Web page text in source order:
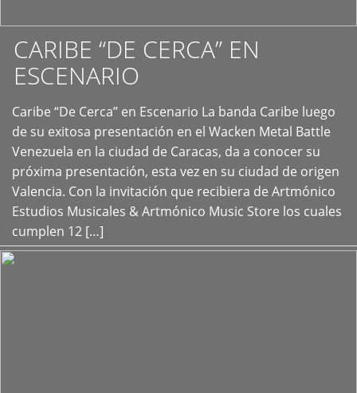
CARIBE “DE CERCA” EN
ESCENARIO
Caribe “De Cerca” en Escenario La banda Caribe luego
de su exitosa presentación en el Wacken Metal Battle
Venezuela en la ciudad de Caracas, da a conocer su
próxima presentación, esta vez en su ciudad de origen
Valencia. Con la invitación que recibiera de Artmónico
Estudios Musicales & Artmónico Music Store los cuales
cumplen 12 […]
+